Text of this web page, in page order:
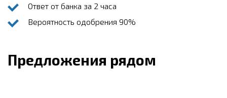
Ответ от банка за 2 часа
Вероятность одобрения 90%
Предложения рядом